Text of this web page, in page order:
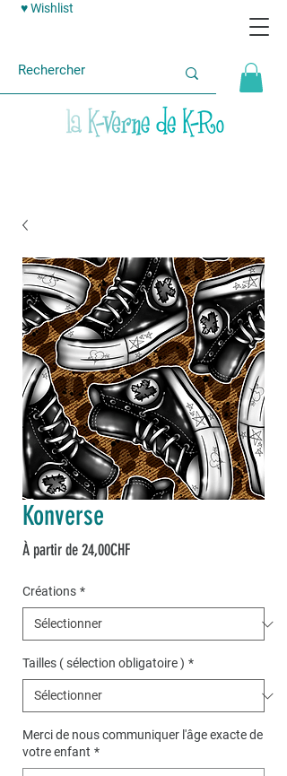
♥ Wishlist
Konverse
À partir de24,00CHFPrix
Créations *
Tailles ( sélection obligatoire ) *
Merci de nous communiquer l'âge exacte de
votre enfant *